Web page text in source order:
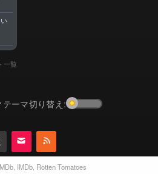
一覧
テーマ切り替え:
, IMDb, Rotten Tomatoes